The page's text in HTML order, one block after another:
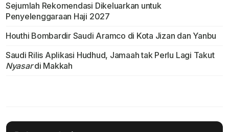
Sejumlah Rekomendasi Dikeluarkan untuk
Penyelenggaraan Haji 2027
Houthi Bombardir Saudi Aramco di Kota Jizan dan Yanbu
Saudi Rilis Aplikasi Hudhud, Jamaah tak Perlu Lagi Takut
Nyasardi Makkah